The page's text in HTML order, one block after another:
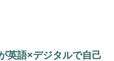
英語×デジタルで自己